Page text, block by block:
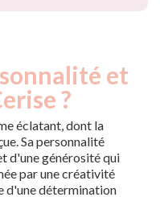
et
?
éclatant, dont la
Sa personnalité
d'une générosité qui
par une créativité
d'une détermination